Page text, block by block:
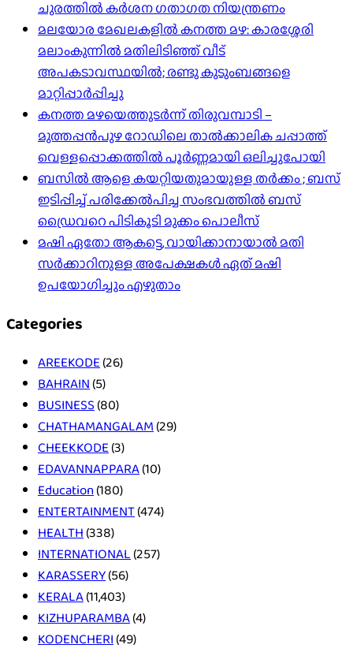
ചുരത്തില്‍ കര്‍ശന ഗതാഗത നിയന്ത്രണം
മലയോര മേഖലകളിൽ കനത്ത മഴ: കാരശ്ശേരി
മലാംകുന്നിൽ മതിലിടിഞ്ഞ് വീട്
അപകടാവസ്ഥയിൽ; രണ്ടു കുടുംബങ്ങളെ
മാറ്റിപ്പാർപ്പിച്ചു
കനത്ത മഴയെത്തുടർന്ന് തിരുവമ്പാടി –
മുത്തപ്പൻപുഴ റോഡിലെ താൽക്കാലിക ചപ്പാത്ത്
വെള്ളപ്പൊക്കത്തിൽ പൂർണ്ണമായി ഒലിച്ചുപോയി
ബസിൽ ആളെ കയറ്റിയതുമായുള്ള തർക്കം ; ബസ്
ഇടിപ്പിച്ച് പരിക്കേൽപിച്ച സംഭവത്തിൽ ബസ്
ഡ്രൈവറെ പിടികൂടി മുക്കം പൊലീസ്
മഷി ഏതോ ആകട്ടെ, വായിക്കാനായാൽ മതി​
സർക്കാറിനുള്ള അപേക്ഷകൾ ഏത് മഷി
ഉപയോഗിച്ചും എഴുതാം
Categories
AREEKODE (26)
BAHRAIN (5)
BUSINESS (80)
CHATHAMANGALAM (29)
CHEEKKODE (3)
EDAVANNAPPARA(10)
Education(180)
ENTERTAINMENT(474)
HEALTH (338)
INTERNATIONAL (257)
KARASSERY(56)
KERALA(11,403)
KIZHUPARAMBA(4)
KODENCHERI (49)